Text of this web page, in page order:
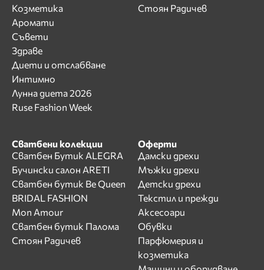
Козметика
Аромати
Съвети
Здраве
Диети и отслабване
Интимно
Лунна диета 2026
Ruse Fashion Week
Стоян Радичев
Сватбени колекции
Сватбен Бутик ALEGRA
Бучински салон ARETI
Сватбен бутик Be Queen
BRIDAL FASHION
Mon Amour
Сватбен бутик Палома
Стоян Радичев
Оферти
Дамски дрехи
Мъжки дрехи
Детски дрехи
Текстил и прежди
Аксесоари
Обувки
Парфюмерия и
козметика